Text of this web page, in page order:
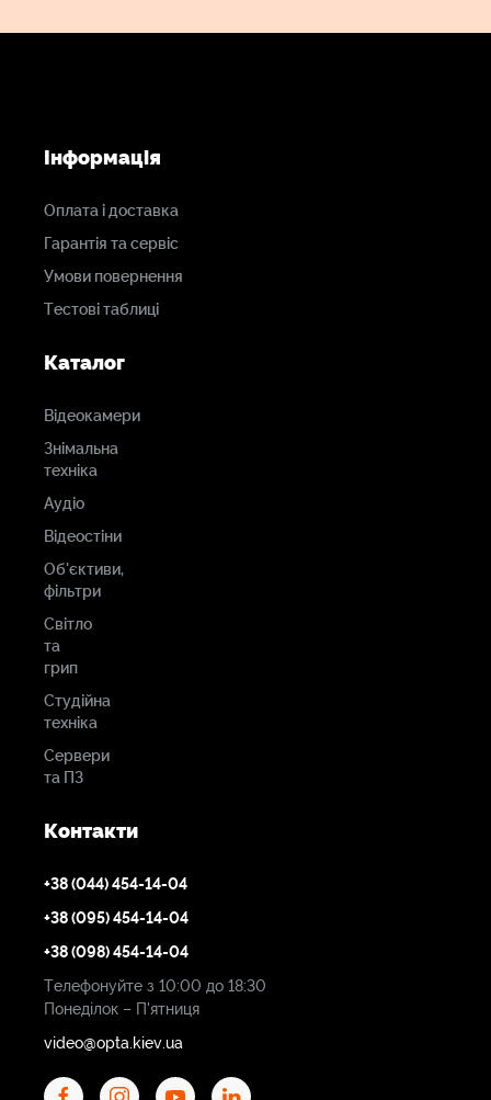
Інформація
Оплата і доставка
Гарантія та сервіс
Умови повернення
Тестові таблиці
Каталог
Відеокамери
Знімальна
техніка
Аудіо
Відеостіни
Об'єктиви,
фільтри
Світло
та
грип
Студійна
техніка
Сервери
та ПЗ
Контакти
+38 (044) 454-14-04
+38 (095) 454-14-04
+38 (098) 454-14-04
Телефонуйте з 10:00 до 18:30
Понеділок – П'ятниця
video@opta.kiev.ua